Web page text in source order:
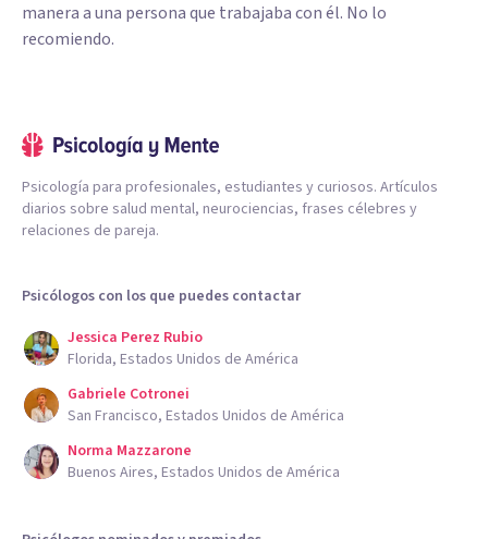
manera a una persona que trabajaba con él. No lo
recomiendo.
Psicología para profesionales, estudiantes y curiosos. Artículos
diarios sobre salud mental, neurociencias, frases célebres y
relaciones de pareja.
Psicólogos con los que puedes contactar
Jessica Perez Rubio
Florida, Estados Unidos de América
Gabriele Cotronei
San Francisco, Estados Unidos de América
Norma Mazzarone
Buenos Aires, Estados Unidos de América